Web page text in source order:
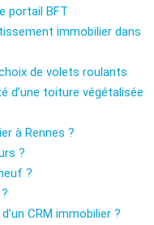
portail BFT
immobilier dans
de volets roulants
d’une toiture végétalisée
à Rennes ?
?
?
CRM immobilier ?